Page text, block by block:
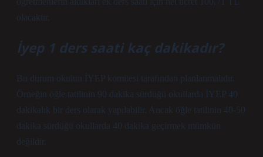
olacaktır.
İyep 1 ders saati kaç dakikadır?
Bu durum okulun İYEP komitesi tarafından planlanmalıdır.
Örneğin öğle tatilinin 90 dakika sürdüğü okullarda İYEP 40
dakikalık bir ders olarak yapılabilir. Ancak öğle tatilinin 40-50
dakika sürdüğü okullarda 40 dakika geçirmek mümkün
değildir.